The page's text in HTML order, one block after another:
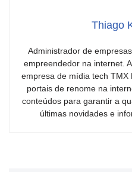
Thiago
Administrador de
empreendedor na internet.
empresa de mídia tech
portais de renome na
conteúdos para garantir a
últimas novidades e